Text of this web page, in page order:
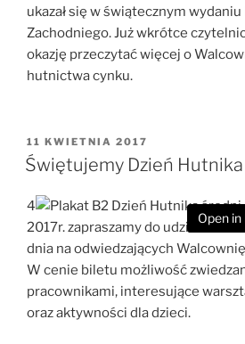
ukazał się w świątecznym
Zachodniego. Już wkrótce
okazję przeczytać więcej o
hutnictwa cynku.
OPUBLIKOWANE
W
11 KWIETNIA 2017
Świętujemy Dzień Hutnika
4
Open
2017r. zapraszamy do udziału w
dnia na odwiedzających
W cenie biletu możliwość
pracownikami, interesujące
oraz aktywności dla dzieci.